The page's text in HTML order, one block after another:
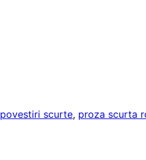
povestiri scurte, proza scurta